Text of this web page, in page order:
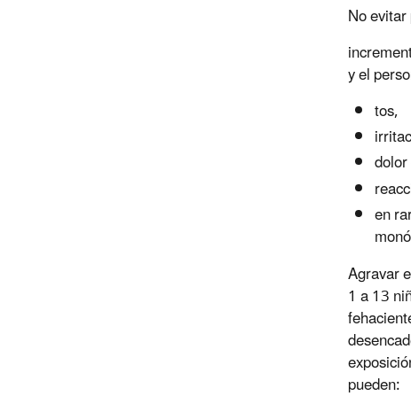
No
y el
tos,
en
Agravar
1 a 13
pueden: